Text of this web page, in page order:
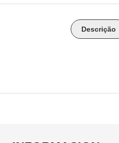
Descrição